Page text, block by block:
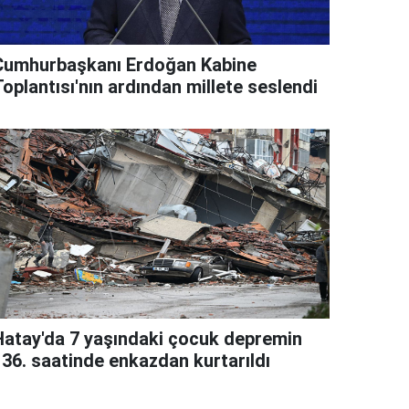
Erdoğan Kabine
ardından millete seslendi
7 yaşındaki çocuk depremin
saatinde enkazdan kurtarıldı